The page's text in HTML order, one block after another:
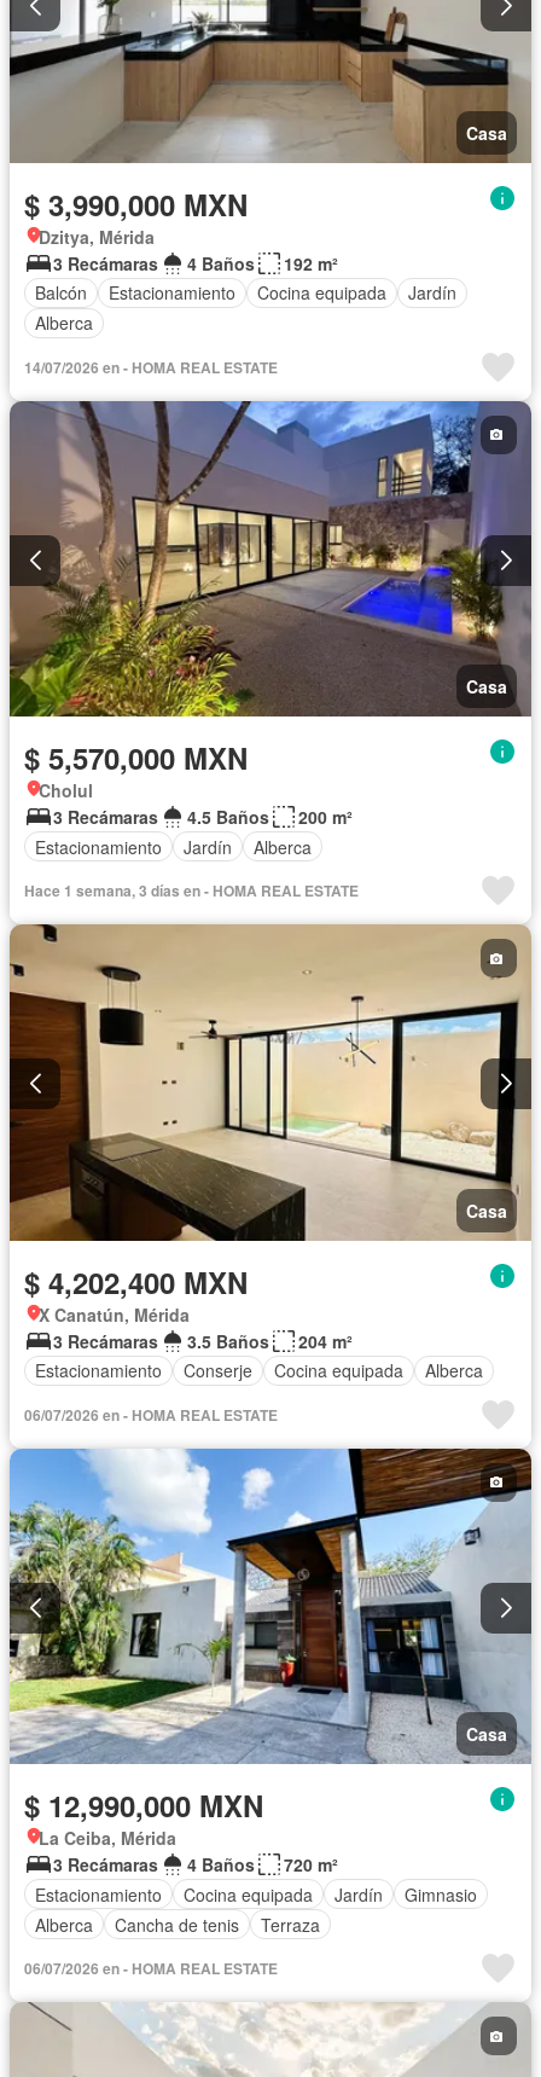
Casa
$ 3,990,000 MXN
Dzitya, Mérida
3 Recámaras
4 Baños
192 m²
Balcón
Estacionamiento Cocina equipada
Jardín
Alberca
14/07/2026 en - HOMA REAL ESTATE
Casa
$ 5,570,000 MXN
Cholul
3 Recámaras
4.5 Baños
200 m²
Estacionamiento
Jardín Alberca
Hace 1 semana, 3 días en - HOMA REAL ESTATE
Casa
$ 4,202,400 MXN
X Canatún, Mérida
3 Recámaras
3.5 Baños
204 m²
Estacionamiento
Conserje Cocina equipada Alberca
06/07/2026 en - HOMA REAL ESTATE
Casa
$ 12,990,000 MXN
La Ceiba, Mérida
3 Recámaras
4 Baños
720 m²
Estacionamiento
Cocina equipada Jardín
Gimnasio
Alberca
Cancha de tenis Terraza
06/07/2026 en - HOMA REAL ESTATE